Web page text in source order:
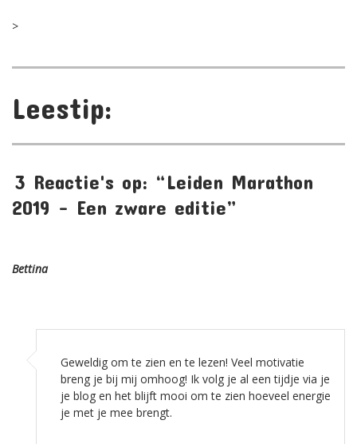
>
Leestip:
3 Reactie's op: “Leiden Marathon
2019 – Een zware editie”
Bettina
Geweldig om te zien en te lezen! Veel motivatie
breng je bij mij omhoog! Ik volg je al een tijdje via je
je blog en het blijft mooi om te zien hoeveel energie
je met je mee brengt.